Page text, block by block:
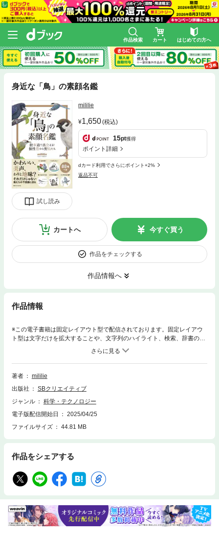
作品検索 カート はじめての方へ
身近な「鳥」の素顔名鑑
試し読み
mililie
1,650(税込)
15pt獲得
ポイント詳細
dカード利用でさらにポイント+2%
返品不可
カートへ 今すぐ買う
作品をチェックする
作品情報へ
作品情報
※この電子書籍は固定レイアウト型で配信されております。固定レイアウ
ト型は文字だけを拡大することや、文字列のハイライト、検索、辞書の参
照、引用などの機能が使用できません。通勤・通学で通い慣れた道、ご近
所の公園、河川敷…。よくよく見てみると、あるいは耳をすますと、さま
ざまな鳥たちがいることに気づきます。本書では、そんな“本当に出会える
鳥たち”と“数種のオススメの鳥”を厳選。88種＋αを1冊にギュッと集めて、
力、面白い行動、地域による違い、人との意外なかかわり、不思議な進化
まで。美麗なイラスト、クスッと笑ってしまうカットをたくさん織り交ぜ
な鳥たちの素顔をのぞいてみませんか？※カバー画像が異なる場合があり
ます。
著者
mililie
出版社
SBクリエイティブ
ジャンル
科学・テクノロジー
電子版配信開始日
2025/04/25
ファイルサイズ
44.81 MB
作品をシェアする